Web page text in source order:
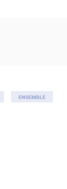
ENSEMBLE